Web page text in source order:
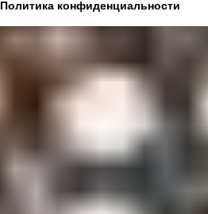
Политика конфиденциальности